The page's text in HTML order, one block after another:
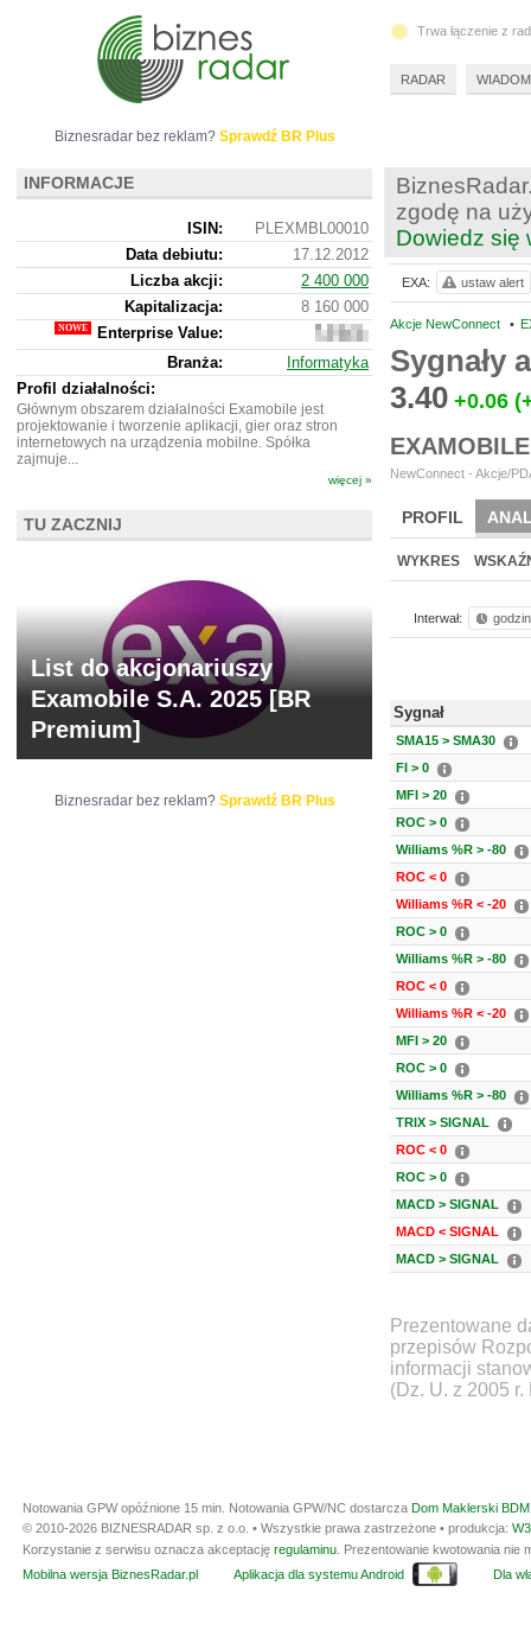
zgodę na
Dowiedz się
Akcje NewConnect •
Sygnały
3.40 +0.06
NewConnect - Akcje/
PROFIL
BR LAB
WYKRES
Interwał:
Sygnał
SMA15 > SMA30
FI > 0
MFI > 20
ROC > 0
Williams %R > -80
ROC < 0
Williams %R < -20
ROC > 0
Williams %R > -80
ROC < 0
Williams %R < -20
MFI > 20
ROC > 0
Williams %R > -80
TRIX > SIGNAL
ROC < 0
ROC > 0
MACD > SIGNAL
MACD < SIGNAL
MACD > SIGNAL
Prezentowane
przepisów
informacji
(Dz. U. z 2005
EXA: ustaw alert
Biznesradar bez reklam? Sprawdź BR Plus
INFORMACJE
ISIN:
PLEXMBL00010
Data debiutu:
17.12.2012
Liczba akcji:
2 400 000
Kapitalizacja:
8 160 000
Enterprise Value:
5
141
000
Branża:
Informatyka
Profil działalności:
Głównym obszarem działalności Examobile jest
projektowanie i tworzenie aplikacji, gier oraz stron
internetowych na urządzenia mobilne. Spółka
zajmuje...
więcej »
TU ZACZNIJ
List do akcjonariuszy
Examobile S.A. 2025 [BR
Premium]
Biznesradar bez reklam? Sprawdź BR Plus
Trwa łączenie z
RADAR
Notowania GPW opóźnione 15 min. Notowania GPW/NC dostarcza Dom Maklerski
© 2010-2026 BIZNESRADAR sp. z o.o. • Wszystkie prawa zastrzeżone • produkcja:
Korzystanie z serwisu oznacza akceptację regulaminu . Prezentowanie kwotowania
Mobilna wersja BiznesRadar.pl
Aplikacja dla systemu Android Dla